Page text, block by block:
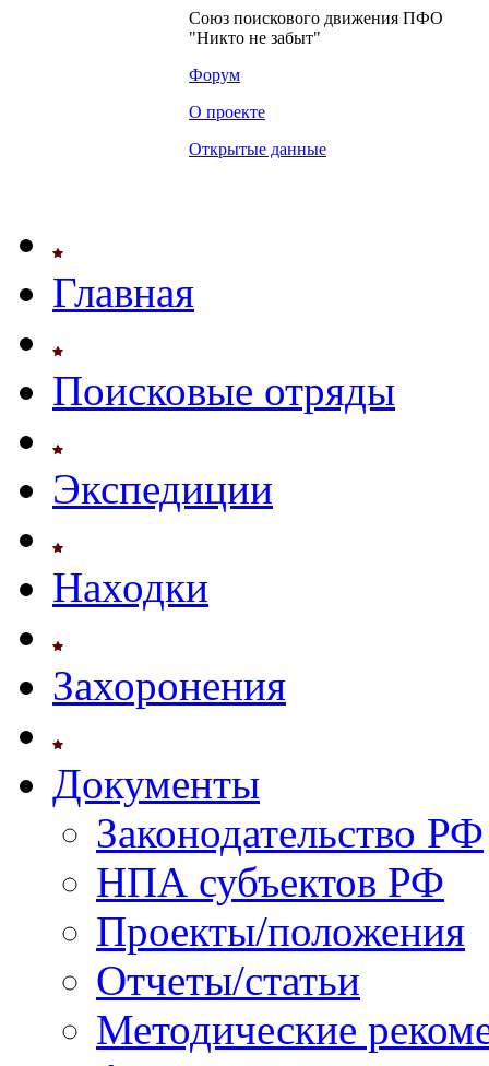
Союз поискового движения ПФО
"Никто не забыт"
Форум
О проекте
Открытые данные
Главная
Поисковые отряды
Экспедиции
Находки
Захоронения
Документы
Законодательство РФ
НПА субъектов РФ
Проекты/положения
Отчеты/статьи
Методические